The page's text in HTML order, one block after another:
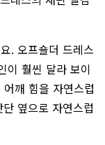
. 오프숄더 드레스
이 훨씬 달라 보이
깨 힘을 자연스럽
옆으로 자연스럽